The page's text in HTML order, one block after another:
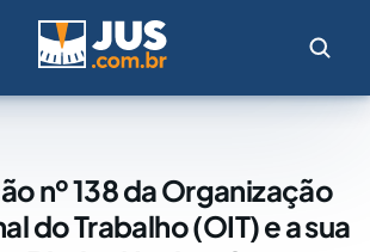
nº 138 da Organização
do Trabalho (OIT) e a sua